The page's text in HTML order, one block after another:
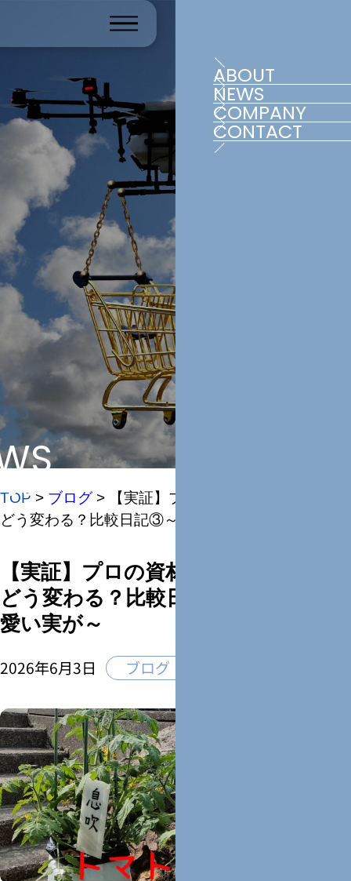
ABOUT
NEWS
COMPANY
CONTACT
せ
TOP > ブログ>
【実証】プロの資材でミニトマトは
どう変わる？比較日記③～ついに可愛い実が～
【実証】プロの資材でミニトマトは
どう変わる？比較日記③～ついに可
愛い実が～
2026年6月3日 ブログ